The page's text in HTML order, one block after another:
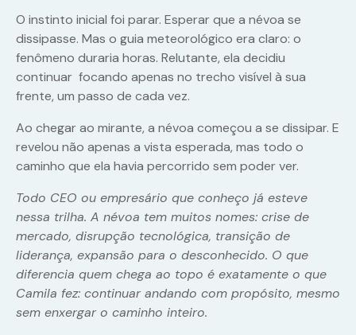
O instinto inicial foi parar. Esperar que a névoa se
dissipasse. Mas o guia meteorológico era claro: o
fenômeno duraria horas. Relutante, ela decidiu
continuar focando apenas no trecho visível à sua
frente, um passo de cada vez.
Ao chegar ao mirante, a névoa começou a se dissipar. E
revelou não apenas a vista esperada, mas todo o
caminho que ela havia percorrido sem poder ver.
Todo CEO ou empresário que conheço já esteve
nessa trilha. A névoa tem muitos nomes: crise de
mercado, disrupção tecnológica, transição de
liderança, expansão para o desconhecido. O que
diferencia quem chega ao topo é exatamente o que
Camila fez: continuar andando com propósito, mesmo
sem enxergar o caminho inteiro.